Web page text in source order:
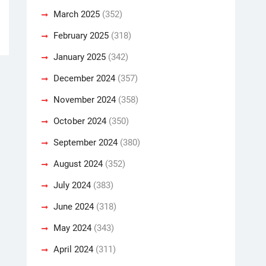
March 2025 (352)
February 2025 (318)
January 2025 (342)
December 2024 (357)
November 2024 (358)
October 2024 (350)
September 2024 (380)
August 2024 (352)
July 2024 (383)
June 2024 (318)
May 2024 (343)
April 2024 (311)